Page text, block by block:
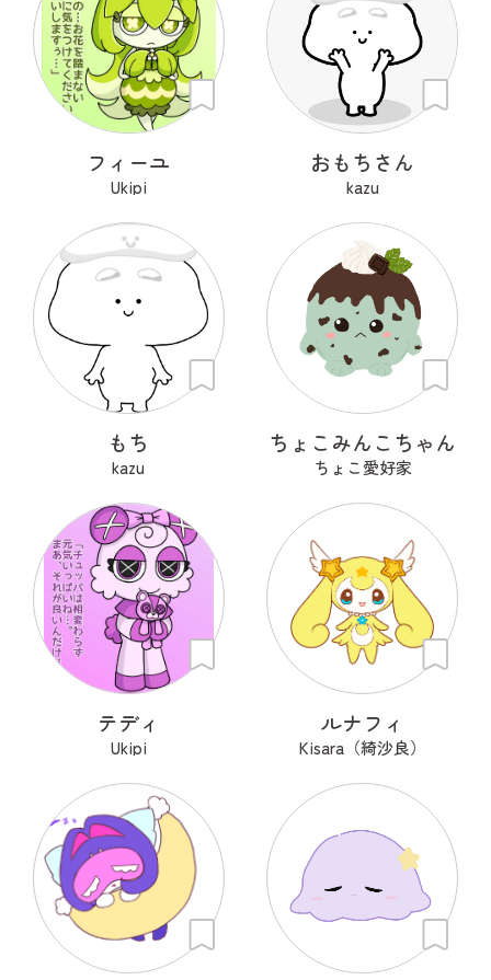
フィーユ
Ukipi
おもちさん
kazu
もち
kazu
ちょこみんこちゃん
ちょこ愛好家
テディ
Ukipi
ルナフィ
Kisara（綺沙良）